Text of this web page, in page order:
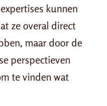
kunnen
ze overal direct
maar door de
perspectieven
te vinden wat